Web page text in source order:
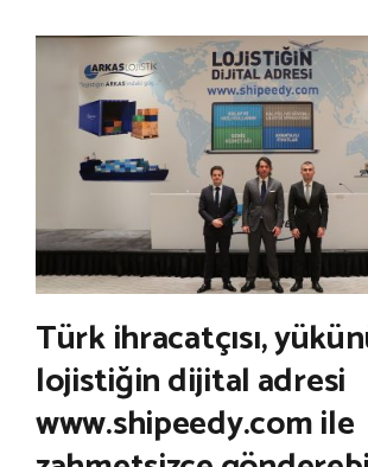
Türk ihracatçısı,
lojistiğin dijital adresi
www.shipeedy.com ile